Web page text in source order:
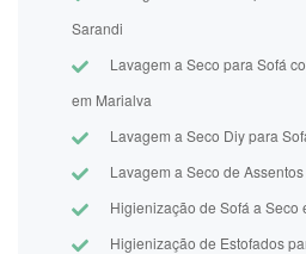
Sarandi
Lavagem a Seco para Sofá
em Marialva
Lavagem a Seco Diy para
Lavagem a Seco de
Higienização de Sofá a Seco
Higienização de Estofados